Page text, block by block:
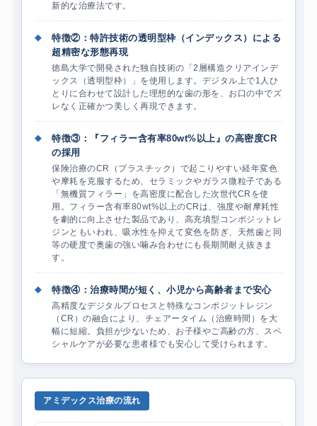
新的な治療法です。
◆
特徴②：特許技術の透明型枠（インデックス）による
超精密な形態再現
徳島大学で開発された独自技術の「2層構造クリアインデ
ックス（透明型枠）」を使用します。デジタル上で1人ひ
とりに合わせて設計した理想的な歯の形を、お口の中でズ
レなく正確かつ美しく再現できます。
◆ 特徴③：『 フィラー含有率80wt%以上』の高密度CR
の採用
保険治療のCR（プラスチック）で起こりやすい経年変色
や摩耗を克服するため、セラミックやガラス微粒子である
「無機質フィラー」を高密度に配合した次世代CRを使
用。 フィラー含有率80wt%以上のCRは、強度や耐摩耗性
を劇的に向上させた製品であり、高充填型コンポジットレ
ジンともいわれ、吸水性を抑えて変色を防ぎ、天然歯と同
等の硬度で奥歯の強い噛み合わせにも長期間耐え抜きま
す。
◆ 特徴④：治療時間が短く、小児から高齢者まで安心
高精度なデジタルプロセスと特殊なコンポジットレジン
（CR）の融合により、チェアータイム（治療時間）を大
幅に短縮。負担が少ないため、お子様やご高齢の方、スペ
シャルケアが必要な患者様でも安心して受けられます。
アミデックス治療の流れ